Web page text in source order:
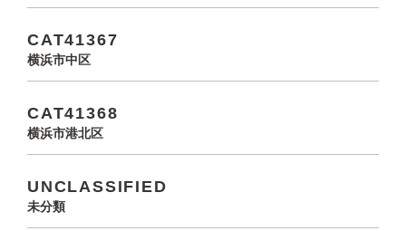
CAT41367
横浜市中区
CAT41368
横浜市港北区
UNCLASSIFIED
未分類